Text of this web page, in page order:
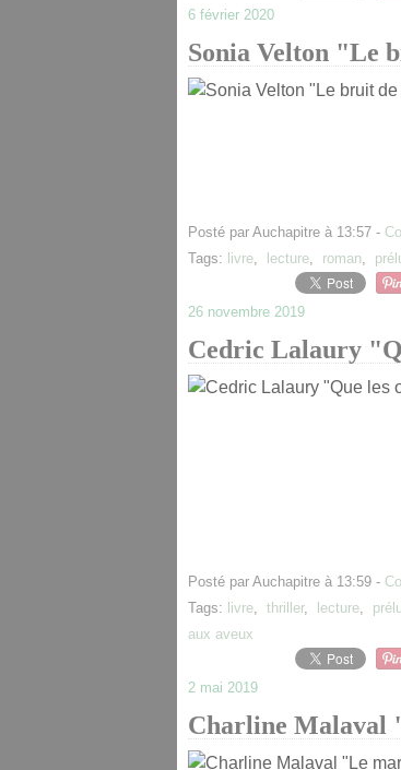
6 février 2020
Sonia Velton "Le
Posté par Auchapitre à 13:57 -
Tags: livre, lecture, roman,
26 novembre 2019
Cedric Lalaury
Posté par Auchapitre à 13:59 -
Tags: livre, thriller, lecture,
aux aveux
2 mai 2019
Charline Malaval